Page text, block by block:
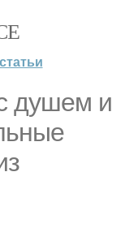
статьи
душем и